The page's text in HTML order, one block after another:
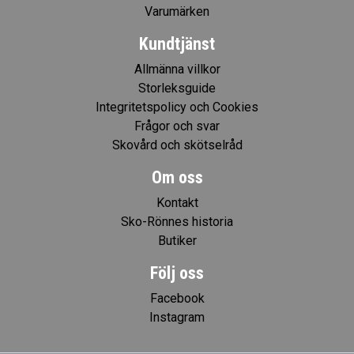
Varumärken
Kundtjänst
Allmänna villkor
Storleksguide
Integritetspolicy och Cookies
Frågor och svar
Skovård och skötselråd
Om oss
Kontakt
Sko-Rönnes historia
Butiker
Följ oss
Facebook
Instagram